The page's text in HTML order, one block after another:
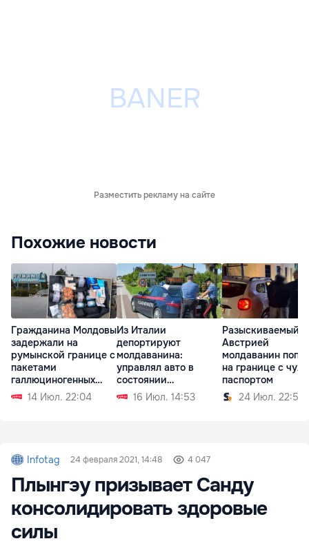
Разместить рекламу на сайте
Похожие новости
Гражданина Молдовы
задержали на
румынской границе с
пакетами
галлюциногенных
грибов14 Июл. 22:04
Из Италии
депортируют
молдаванина:
управлял авто в
состоянии
алкогольного
опьянения
16 Июл. 14:53
Разыскиваемый
Австрией
молдаванин
на границе с
паспортом
24 Июл. 22:59
Infotag 24 февраля 2021, 14:48 4 047
Плынгэу призывает Санду
консолидировать здоровые
силы